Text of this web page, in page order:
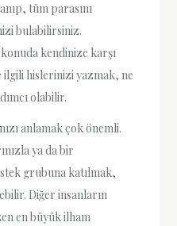
tüm parasını
bulabilirsiniz.
kendinize karşı
hislerinizi yazmak, ne
olabilir.
anlamak çok önemli.
ya da bir
grubuna katılmak,
Diğer insanların
en büyük ilham